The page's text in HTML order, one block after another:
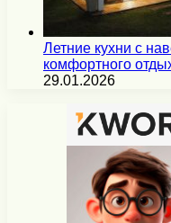
Летние кухни с
комфортного
29.01.2026